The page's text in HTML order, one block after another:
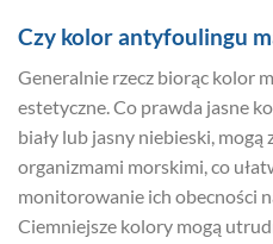
Czy kolor antyfoulingu
Generalnie rzecz biorąc kolor
estetyczne. Co prawda jasne
biały lub jasny niebieski,
organizmami morskimi, co
monitorowanie ich obecności
Ciemniejsze kolory mogą